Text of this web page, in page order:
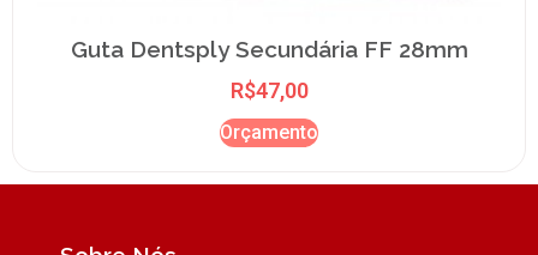
Guta Dentsply Secundária FF 28mm
R$47,00
Orçamento